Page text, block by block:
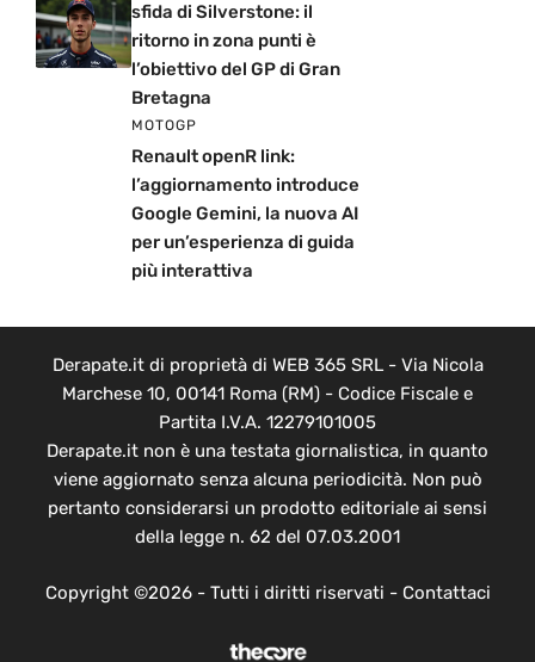
sfida di Silverstone: il
ritorno in zona punti è
l’obiettivo del GP di Gran
Bretagna
MOTOGP
Renault openR link:
l’aggiornamento introduce
Google Gemini, la nuova AI
per un’esperienza di guida
più interattiva
Derapate.it di proprietà di WEB 365 SRL - Via Nicola
Marchese 10, 00141 Roma (RM) - Codice Fiscale e
Partita I.V.A. 12279101005
Derapate.it non è una testata giornalistica, in quanto
viene aggiornato senza alcuna periodicità. Non può
pertanto considerarsi un prodotto editoriale ai sensi
della legge n. 62 del 07.03.2001
Copyright ©2026 - Tutti i diritti riservati - Contattaci